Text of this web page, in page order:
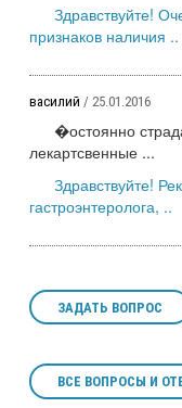
Здравствуйте!
признаков наличия ..
василий / 25.01.2016
�остоянно
лекартсвенные ...
Здравствуйте!
гастроэнтеролога, ..
ЗАДАТЬ ВОПРОС
ВСЕ ВОПРОСЫ И